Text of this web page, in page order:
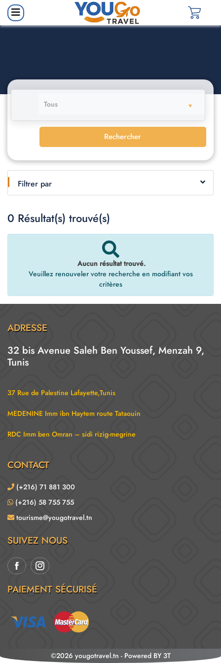
Tous
Rechercher
Filtrer par
0 Résultat(s) trouvé(s)
Aucun résultat trouvé.
Veuillez renouveler votre recherche en modifiant vos
critères
ADRESSE
32 bis Avenue Saleh Ben Youssef, Menzah 9,
Tunis
37 Rue de Palestine Lafayette,Tunis
MEDENINE Imm ibn Haytem route Tataouin
RDC Imm ben Omran – sidi rizig-megrine
CONTACT
(+216) 71 881 300
(+216) 58 755 755
tourisme@yougotravel.tn
SUIVEZ NOUS
PAIEMENT SÉCURISÉ
©2026 yougotravel.tn - Powered BY 3T